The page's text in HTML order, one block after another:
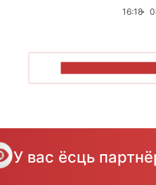
16:18
У вас ёсць